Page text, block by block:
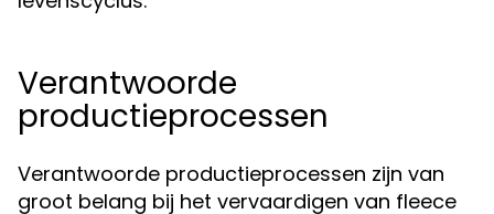
Verantwoorde
productieprocessen
Verantwoorde productieprocessen zijn van
groot belang bij het vervaardigen van fleece